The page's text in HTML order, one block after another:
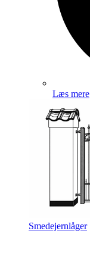
Læs mere
Smedejernlåger